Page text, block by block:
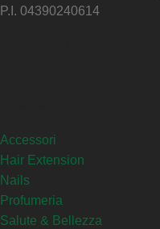
P.I. 04390240614
Accessori
Hair Extension
Nails
Profumeria
Salute & Bellezza